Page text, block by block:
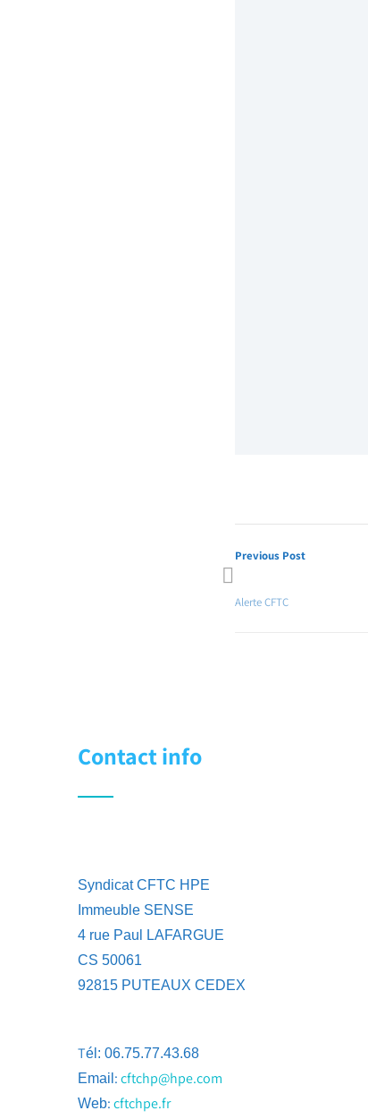
Previous Post
Alerte CFTC
Contact info
Syndicat CFTC HPE
Immeuble SENSE
4 rue Paul LAFARGUE
CS 50061
92815 PUTEAUX CEDEX
Tél: 06.75.77.43.68
Email :cftchp@hpe.com
Web:cftchpe.fr